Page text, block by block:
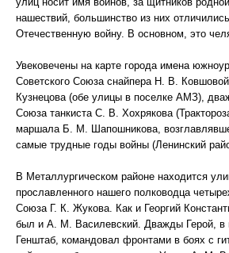
нашествий, большинство из них
Отечественную войну. В основном, это
Увековечены на карте города имена
Советского Союза снайпера Н. В.
Кузнецова (обе улицы в поселке АМЗ),
Союза танкиста С. В. Хохрякова
маршала Б. М. Шапошникова,
самые трудные годы войны (Ленинский
В Металлургическом районе находится
прославленного нашего полководца
Союза Г. К. Жукова. Как и Георгий
был и А. М. Василевский. Дважды Герой, в
Генштаб, командовал фронтами в боях с